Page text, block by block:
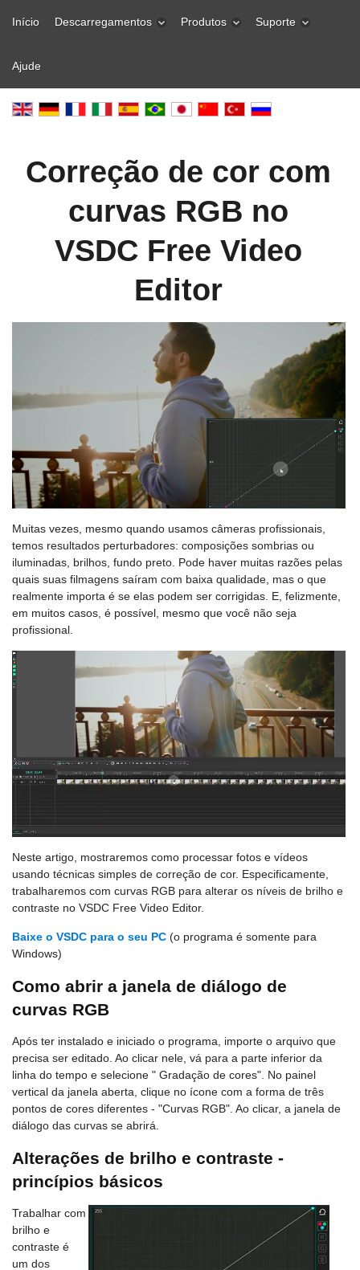
Início Descarregamentos Produtos Suporte
Ajude
Correção de cor com
curvas RGB no
VSDC Free Video
Editor
Muitas vezes, mesmo quando usamos câmeras profissionais,
temos resultados perturbadores: composições sombrias ou
iluminadas, brilhos, fundo preto. Pode haver muitas razões pelas
quais suas filmagens saíram com baixa qualidade, mas o que
realmente importa é se elas podem ser corrigidas. E, felizmente,
em muitos casos, é possível, mesmo que você não seja
profissional.
Neste artigo, mostraremos como processar fotos e vídeos
usando técnicas simples de correção de cor. Especificamente,
trabalharemos com curvas RGB para alterar os níveis de brilho e
contraste no VSDC Free Video Editor.
Baixe o VSDC para o seu PC (o programa é somente para
Windows)
Como abrir a janela de diálogo de
curvas RGB
Após ter instalado e iniciado o programa, importe o arquivo que
precisa ser editado. Ao clicar nele, vá para a parte inferior da
linha do tempo e selecione " Gradação de cores". No painel
vertical da janela aberta, clique no ícone com a forma de três
pontos de cores diferentes - "Curvas RGB". Ao clicar, a janela de
diálogo das curvas se abrirá.
Alterações de brilho e contraste -
princípios básicos
Trabalhar com
brilho e
contraste é
um dos